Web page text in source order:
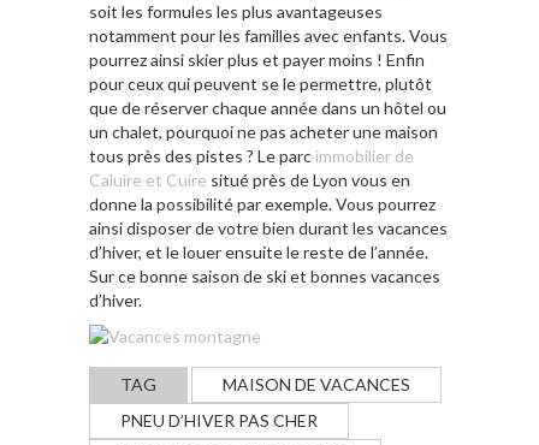
soit les formules les plus avantageuses
notamment pour les familles avec enfants. Vous
pourrez ainsi skier plus et payer moins ! Enfin
pour ceux qui peuvent se le permettre, plutôt
que de réserver chaque année dans un hôtel ou
un chalet, pourquoi ne pas acheter une maison
tous près des pistes ? Le parc immobilier de
Caluire et Cuire situé près de Lyon vous en
donne la possibilité par exemple. Vous pourrez
ainsi disposer de votre bien durant les vacances
d’hiver, et le louer ensuite le reste de l’année.
Sur ce bonne saison de ski et bonnes vacances
d’hiver.
TAG
MAISON DE VACANCES
PNEU D’HIVER PAS CHER